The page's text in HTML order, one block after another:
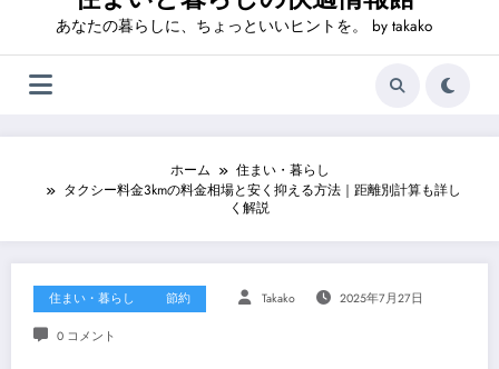
あなたの暮らしに、ちょっといいヒントを。 by takako
ホーム
住まい・暮らし
タクシー料金3kmの料金相場と安く抑える方法｜距離別計算も詳し
く解説
住まい・暮らし 節約 Takako 2025年7月27日
0 コメント